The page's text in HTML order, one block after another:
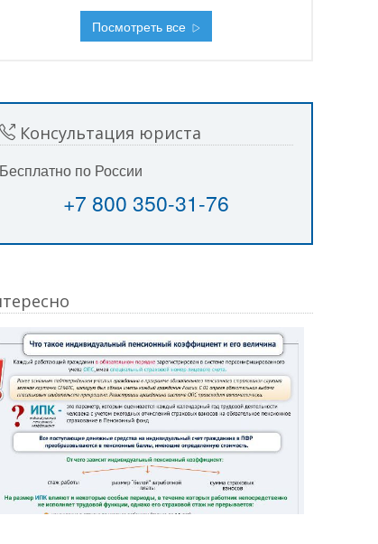
Посмотреть все
Консультация юриста
Бесплатно по России
+7 800 350-31-76